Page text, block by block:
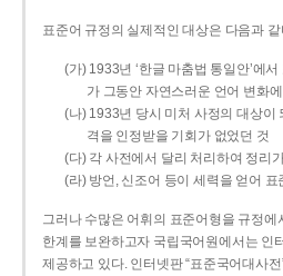
표준어 규정의 실제적인 대상은 다음과 같
(가) 1933년 ‘한글 마춤법 통일안’에
가 그동안 자연스러운 언어 변화
(나) 1933년 당시 미처 사정의 대상이
격을 인정받을 기회가 없었던 것
(다) 각 사전에서 달리 처리하여 정리
(라) 방언, 신조어 등이 세력을 얻어 표
그러나 수많은 어휘의 표준어형을 규정
한계를 보완하고자 국립국어원에서는 인
제공하고 있다. 인터넷판 “표준국어대사